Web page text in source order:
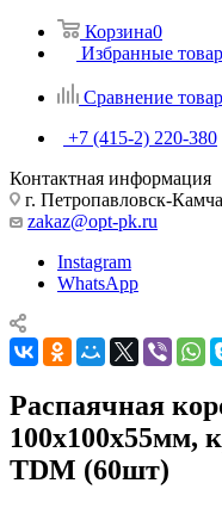
Корзина0
Избранные
Сравнение
+7 (415-2) 220-380
Контактная информация
г. Петропавловск-
zakaz@opt-pk.ru
Instagram
WhatsApp
Распаячная
100х100х55мм,
TDM (60шт)